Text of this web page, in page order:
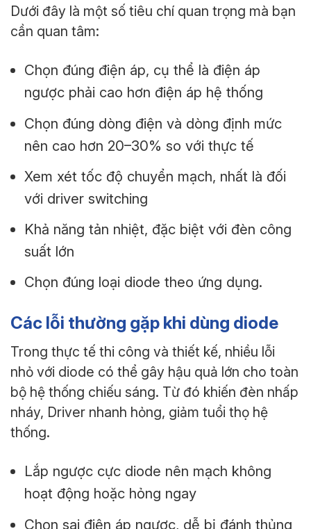
Dưới đây là một số tiêu chí quan trọng mà bạn
cần quan tâm:
Chọn đúng điện áp, cụ thể là điện áp
ngược phải cao hơn điện áp hệ thống
Chọn đúng dòng điện và dòng định mức
nên cao hơn 20–30% so với thực tế
Xem xét tốc độ chuyển mạch, nhất là đối
với driver switching
Khả năng tản nhiệt, đặc biệt với đèn công
suất lớn
Chọn đúng loại diode theo ứng dụng.
Các lỗi thường gặp khi dùng diode
Trong thực tế thi công và thiết kế, nhiều lỗi
nhỏ với diode có thể gây hậu quả lớn cho toàn
bộ hệ thống chiếu sáng. Từ đó khiến đèn nhấp
nháy, Driver nhanh hỏng, giảm tuổi thọ hệ
thống.
Lắp ngược cực diode nên mạch không
hoạt động hoặc hỏng ngay
Chọn sai điện áp ngược, dễ bị đánh thủng